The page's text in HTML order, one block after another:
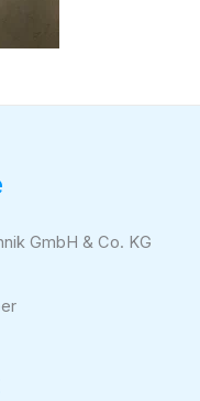
GmbH & Co. KG